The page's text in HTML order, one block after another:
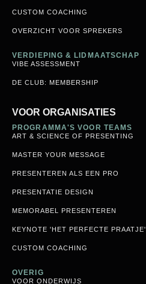
CUSTOM COACHING
OVERZICHT VOOR SPREKERS
VERDIEPING & LIDMAATSCHAP
VIBE ASSESSMENT
DE CLUB: MEMBERSHIP
VOOR ORGANISATIES
PROGRAMMA'S VOOR TEAMS
ART & SCIENCE OF PRESENTING
MASTER YOUR MESSAGE
PRESENTEREN ALS EEN PRO
PRESENTATIE DESIGN
MEMORABEL PRESENTEREN
KEYNOTE 'HET PERFECTE PRAATJE'
CUSTOM COACHING
OVERIG
VOOR ONDERWIJS